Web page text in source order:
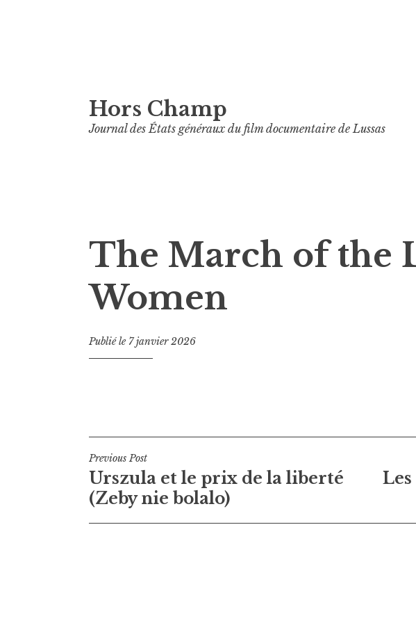
au
contenu
Hors Champ
Journal des États généraux du film documentaire de Lussas
The March of the
Women
Publié le 7 janvier 2026
Navigation
de
l’article
Previous Post
Urszula et le prix de la liberté
(Zeby nie bolalo)